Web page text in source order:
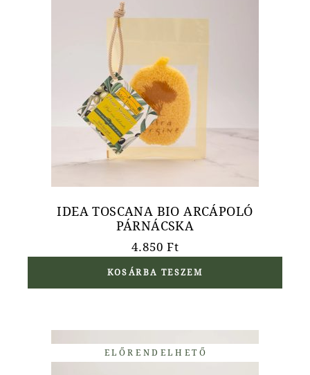
IDEA TOSCANA BIO ARCÁPOLÓ
PÁRNÁCSKA
4.850Ft
KOSÁRBA TESZEM
ELŐRENDELHETŐ